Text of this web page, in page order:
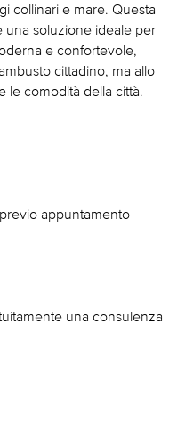
collinari e mare. Questa
una soluzione ideale per
e confortevole,
cittadino, ma allo
le comodità della città.
appuntamento
una consulenza